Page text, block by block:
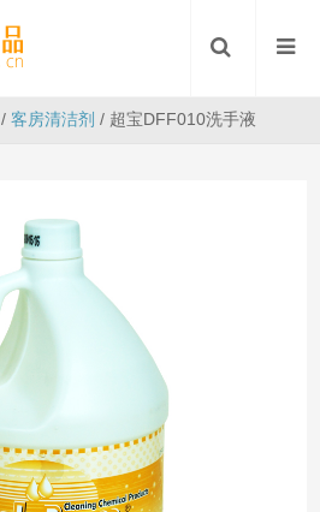
/客房清洁剂 / 超宝DFF010洗手液